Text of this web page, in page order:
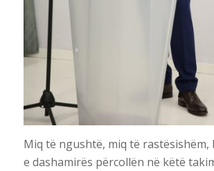
Miq të ngushtë, miq të
e dashamirës përcollën në këtë